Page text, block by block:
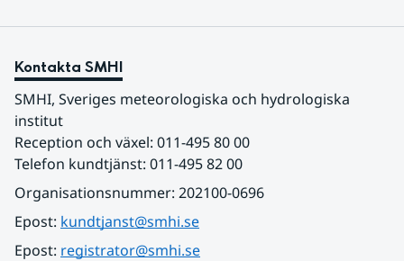
Kontakta SMHI
SMHI, Sveriges meteorologiska och hydrologiska
institut
Reception och växel: 011-495 80 00
Telefon kundtjänst: 011-495 82 00
Organisationsnummer: 202100-0696
Epost: kundtjanst@smhi.se
Epost: registrator@smhi.se